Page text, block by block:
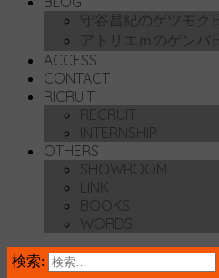
守谷昌紀のゲツモク
アトリエｍのゲンバ
ACCESS
CONTACT
RICRUIT
RECRUIT
INTERNSHIP
OTHERS
SHOWROOM
LINK
BOOKS
WORDS
検索: